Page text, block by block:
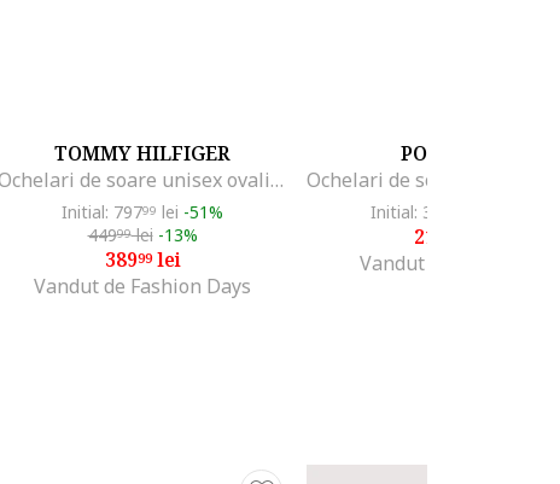
TOMMY HILFIGER
Ochelari de soare unisex ovali cu rama metalica
Initial: 79799 lei -51%
44999lei -13%
38999lei
Vandut de Fashion Days
POLAROID
Initial: 321
219
Vandut de Optikrina